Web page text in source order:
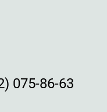
075-86-63